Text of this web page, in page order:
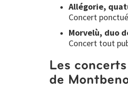
Allégorie,
Concert
Morvelù, duo
Concert tout
Les
de